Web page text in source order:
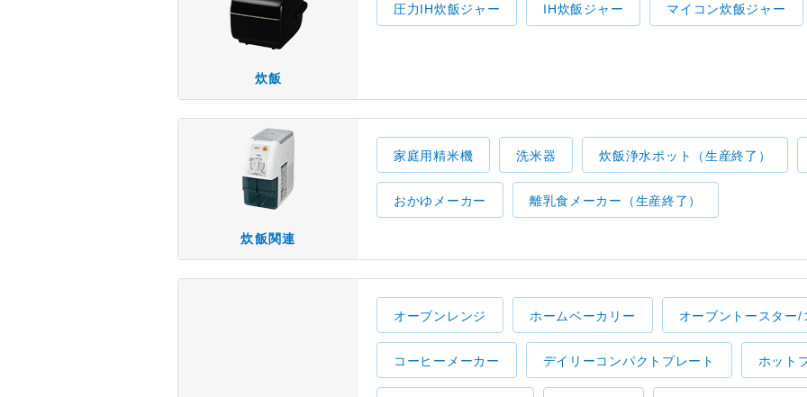
炊飯
圧力IH炊飯ジャー IH炊飯ジャー マイコン炊飯ジャー
炊飯関連
家庭用精米機 洗米器 炊飯浄水ポット（生産終了）
おかゆメーカー 離乳食メーカー（生産終了）
オーブンレンジ ホームベーカリー オーブントースター
コーヒーメーカー デイリーコンパクトプレート ホット